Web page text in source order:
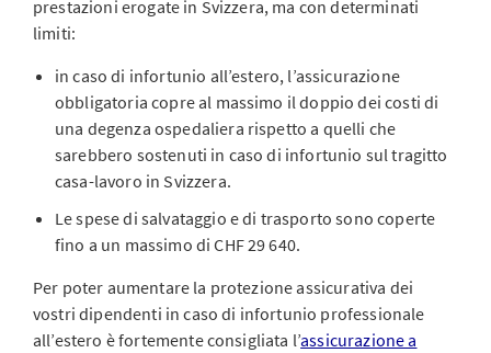
prestazioni erogate in Svizzera, ma con determinati
limiti:
in caso di infortunio all’estero, l’assicurazione
obbligatoria copre al massimo il doppio dei costi di
una degenza ospedaliera rispetto a quelli che
sarebbero sostenuti in caso di infortunio sul tragitto
casa-lavoro in Svizzera.
Le spese di salvataggio e di trasporto sono coperte
fino a un massimo di CHF 29 640.
Per poter aumentare la protezione assicurativa dei
vostri dipendenti in caso di infortunio professionale
all’estero è fortemente consigliata l’assicurazione a